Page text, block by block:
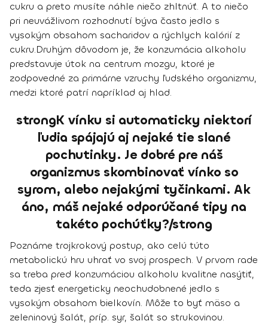
cukru a preto musíte náhle niečo zhltnúť. A to niečo
pri neuvážlivom rozhodnutí býva často jedlo s
vysokým obsahom sacharidov a rýchlych kalórií z
cukru.Druhým dôvodom je, že konzumácia alkoholu
predstavuje útok na centrum mozgu, ktoré je
zodpovedné za primárne vzruchy ľudského organizmu,
medzi ktoré patrí napríklad aj hlad.
strongK vínku si automaticky niektorí
ľudia spájajú aj nejaké tie slané
pochutinky. Je dobré pre náš
organizmus skombinovať vínko so
syrom, alebo nejakými tyčinkami. Ak
áno, máš nejaké odporúčané tipy na
takéto pochúťky?/strong
Poznáme trojkrokový postup, ako celú túto
metabolickú hru uhrať vo svoj prospech. V prvom rade
sa treba pred konzumáciou alkoholu kvalitne nasýtiť,
teda zjesť energeticky neochudobnené jedlo s
vysokým obsahom bielkovín. Môže to byť mäso a
zeleninový šalát, príp. syr, šalát so strukovinou.